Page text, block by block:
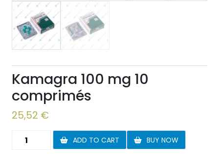
Kamagra 100 mg 10
comprimés
25,52 €
Kamagra
ADD TO CART BUY NOW